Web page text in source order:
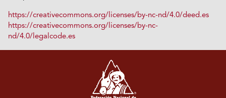
https://creativecommons.org/licenses/by-nc-nd/4.0/deed.es
https://creativecommons.org/licenses/by-nc-
nd/4.0/legalcode.es